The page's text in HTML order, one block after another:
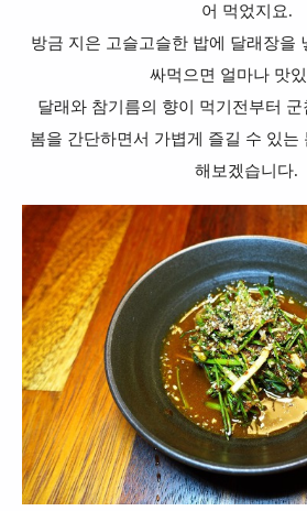
어 먹었지요.
방금 지은 고슬고슬한 밥에 달래장을
싸먹으면 얼마나 맛
달래와 참기름의 향이 먹기전부터
봄을 간단하면서 가볍게 즐길 수 있는
해보겠습니다.